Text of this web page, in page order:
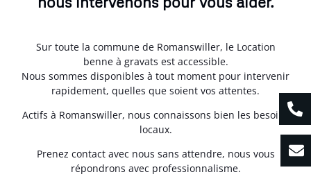
Sur toute la commune de Romanswiller, le Location
benne à gravats est accessible.
Nous sommes disponibles à tout moment pour intervenir
rapidement, quelles que soient vos attentes.
Actifs à Romanswiller, nous connaissons bien les besoins
locaux.
Prenez contact avec nous sans attendre, nous vous
répondrons avec professionnalisme.